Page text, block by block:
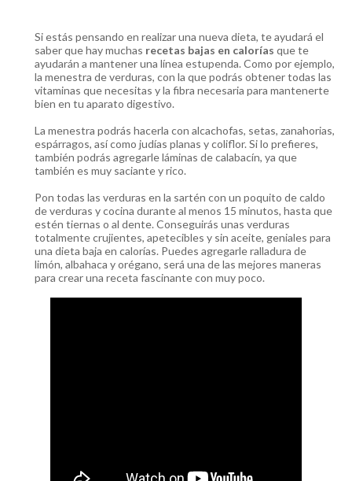
Si estás pensando en realizar una nueva dieta, te ayudará el
saber que hay muchas recetas bajas en calorías que te
ayudarán a mantener una línea estupenda. Como por ejemplo,
la menestra de verduras, con la que podrás obtener todas las
vitaminas que necesitas y la fibra necesaria para mantenerte
bien en tu aparato digestivo.
La menestra podrás hacerla con alcachofas, setas, zanahorias,
espárragos, así como judías planas y coliflor. Si lo prefieres,
también podrás agregarle láminas de calabacín, ya que
también es muy saciante y rico.
Pon todas las verduras en la sartén con un poquito de caldo
de verduras y cocina durante al menos 15 minutos, hasta que
estén tiernas o al dente. Conseguirás unas verduras
totalmente crujientes, apetecibles y sin aceite, geniales para
una dieta baja en calorías. Puedes agregarle ralladura de
limón, albahaca y orégano, será una de las mejores maneras
para crear una receta fascinante con muy poco.